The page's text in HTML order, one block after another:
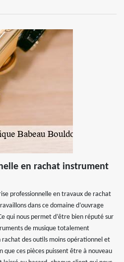
en rachat instrument
professionnelle en travaux de rachat
dans ce domaine d’ouvrage
qui nous permet d’être bien réputé sur
de musique totalement
rachat des outils moins opérationnel et
que ces pièces puissent être à nouveau